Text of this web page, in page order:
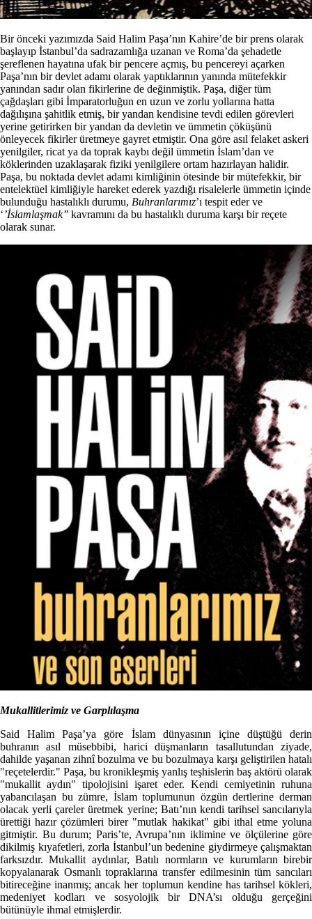
Bir önceki yazımızda Said Halim Paşa’nın Kahire’de bir prens olarak
başlayıp İstanbul’da sadrazamlığa uzanan ve Roma’da şehadetle
şereflenen hayatına ufak bir pencere açmış, bu pencereyi açarken
Paşa’nın bir devlet adamı olarak yaptıklarının yanında mütefekkir
yanından sadır olan fikirlerine de değinmiştik. Paşa, diğer tüm
çağdaşları gibi İmparatorluğun en uzun ve zorlu yollarına hatta
dağılışına şahitlik etmiş, bir yandan kendisine tevdi edilen görevleri
yerine getirirken bir yandan da devletin ve ümmetin çöküşünü
önleyecek fikirler üretmeye gayret etmiştir. Ona göre asıl felaket askeri
yenilgiler, ricat ya da toprak kaybı değil ümmetin İslam’dan ve
köklerinden uzaklaşarak fiziki yenilgilere ortam hazırlayan halidir.
Paşa, bu noktada devlet adamı kimliğinin ötesinde bir mütefekkir, bir
entelektüel kimliğiyle hareket ederek yazdığı risalelerle ümmetin içinde
bulunduğu hastalıklı durumu, Buhranlarımız’ı tespit eder ve
‘’İslamlaşmak’’ kavramını da bu hastalıklı duruma karşı bir reçete
olarak sunar.
Mukallitlerimiz ve Garplılaşma
Said Halim Paşa’ya göre İslam dünyasının içine düştüğü derin
buhranın asıl müsebbibi, harici düşmanların tasallutundan ziyade,
dahilde yaşanan zihnî bozulma ve bu bozulmaya karşı geliştirilen hatalı
"reçetelerdir." Paşa, bu kronikleşmiş yanlış teşhislerin baş aktörü olarak
"mukallit aydın" tipolojisini işaret eder. Kendi cemiyetinin ruhuna
yabancılaşan bu zümre, İslam toplumunun özgün dertlerine derman
olacak yerli çareler üretmek yerine; Batı’nın kendi tarihsel sancılarıyla
ürettiği hazır çözümleri birer "mutlak hakikat" gibi ithal etme yoluna
gitmiştir. Bu durum; Paris’te, Avrupa’nın iklimine ve ölçülerine göre
dikilmiş kıyafetleri, zorla İstanbul’un bedenine giydirmeye çalışmaktan
farksızdır. Mukallit aydınlar, Batılı normların ve kurumların birebir
kopyalanarak Osmanlı topraklarına transfer edilmesinin tüm sancıları
bitireceğine inanmış; ancak her toplumun kendine has tarihsel kökleri,
medeniyet kodları ve sosyolojik bir DNA’sı olduğu gerçeğini
bütünüyle ihmal etmişlerdir.